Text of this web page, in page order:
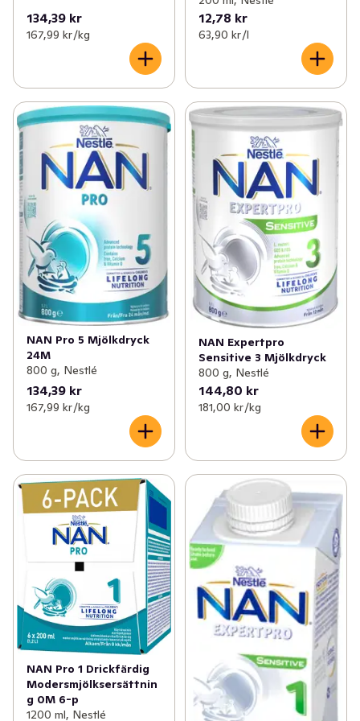
minska CO2-utsläppen från mjölkingredienser**.
**Läs mer på www.nestle.com/sustainability
Produkten är halalcertifierad.
NAN PRO 2 finns både som pulver och färdigblandad
dryck.
VIKTIGT!
Modersmjölk är bäst för barnet. Fortsätt amma så länge
som möjligt. Rådfråga BVC innan du väljer
tillskottsnäring.
NAN PRO 2 kan användas som en del av en varierad
kost från 6 månader. NAN PRO 2 är inte avsedd som
ersättning för modersmjölk för spädbarn under 6
månader. Från 6 månader rekommenderas att börja ge
annan mat.
Observera att produktens sammansättning kan ändras -
läs alltid ingredienslistan på förpackningen innan du
blandar ersättningen och serverar.
134,39 kr
167,99 kr /kg
12,78 kr
63,90 kr /l
NAN Pro 5 Mjölkdryck
24M
800 g, Nestlé
134,39 kr
167,99 kr /kg
NAN Expertpro
Sensitive 3 Mjölkdryck
800 g, Nestlé
144,80 kr
181,00 kr /kg
NAN Pro 1 Drickfärdig
Modersmjölksersättnin
g 0M 6-p
1200 ml, Nestlé